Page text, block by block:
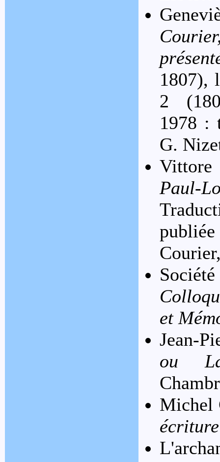
1807),
2
1978 :
G.
Paul-
et
Jean-
ou
Michel